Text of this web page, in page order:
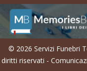
© 2026 Servizi Funebri
diritti riservati -